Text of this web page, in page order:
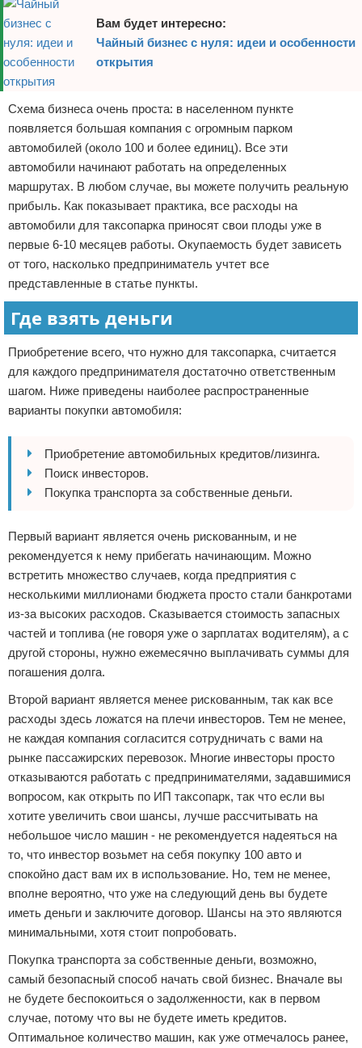
Вам будет интересно:
Чайный бизнес с нуля: идеи и особенности
открытия
Схема бизнеса очень проста: в населенном пункте
появляется большая компания с огромным парком
автомобилей (около 100 и более единиц). Все эти
автомобили начинают работать на определенных
маршрутах. В любом случае, вы можете получить реальную
прибыль. Как показывает практика, все расходы на
автомобили для таксопарка приносят свои плоды уже в
первые 6-10 месяцев работы. Окупаемость будет зависеть
от того, насколько предприниматель учтет все
представленные в статье пункты.
Где взять деньги
Приобретение всего, что нужно для таксопарка, считается
для каждого предпринимателя достаточно ответственным
шагом. Ниже приведены наиболее распространенные
варианты покупки автомобиля:
Приобретение автомобильных кредитов/лизинга.
Поиск инвесторов.
Покупка транспорта за собственные деньги.
Первый вариант является очень рискованным, и не
рекомендуется к нему прибегать начинающим. Можно
встретить множество случаев, когда предприятия с
несколькими миллионами бюджета просто стали банкротами
из-за высоких расходов. Сказывается стоимость запасных
частей и топлива (не говоря уже о зарплатах водителям), а с
другой стороны, нужно ежемесячно выплачивать суммы для
погашения долга.
Второй вариант является менее рискованным, так как все
расходы здесь ложатся на плечи инвесторов. Тем не менее,
не каждая компания согласится сотрудничать с вами на
рынке пассажирских перевозок. Многие инвесторы просто
отказываются работать с предпринимателями, задавшимися
вопросом, как открыть по ИП таксопарк, так что если вы
хотите увеличить свои шансы, лучше рассчитывать на
небольшое число машин - не рекомендуется надеяться на
то, что инвестор возьмет на себя покупку 100 авто и
спокойно даст вам их в использование. Но, тем не менее,
вполне вероятно, что уже на следующий день вы будете
иметь деньги и заключите договор. Шансы на это являются
минимальными, хотя стоит попробовать.
Покупка транспорта за собственные деньги, возможно,
самый безопасный способ начать свой бизнес. Вначале вы
не будете беспокоиться о задолженности, как в первом
случае, потому что вы не будете иметь кредитов.
Оптимальное количество машин, как уже отмечалось ранее,